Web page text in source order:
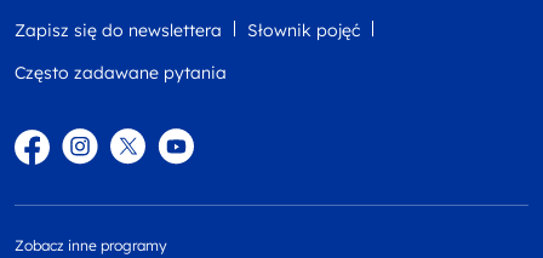
Zapisz się do newslettera
Słownik pojęć
Często zadawane pytania
FacebookInstagram
TwitterYouTube
Zobacz inne programy